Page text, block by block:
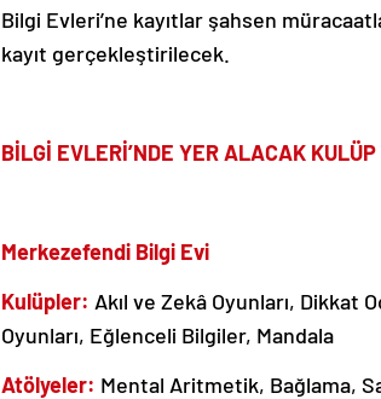
Bilgi Evleri’ne kayıtlar şahsen
kayıt gerçekleştirilecek.
BİLGİ EVLERİ’NDE YER ALACAK
Merkezefendi Bilgi Evi
Kulüpler: Akıl ve Zekâ Oyunları, Dikkat
Oyunları, Eğlenceli Bilgiler, Mandala
Atölyeler: Mental Aritmetik, Bağlama,